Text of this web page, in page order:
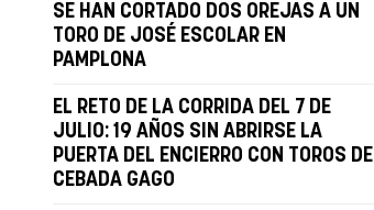
SE HAN CORTADO DOS OREJAS A UN
TORO DE JOSÉ ESCOLAR EN
PAMPLONA
EL RETO DE LA CORRIDA DEL 7 DE
JULIO: 19 AÑOS SIN ABRIRSE LA
PUERTA DEL ENCIERRO CON TOROS DE
CEBADA GAGO